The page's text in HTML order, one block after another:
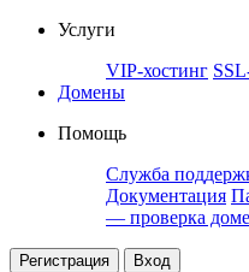
Услуги
VIP-хостинг
Домены
Помощь
Служба
Документация
— проверка
Регистрация Вход